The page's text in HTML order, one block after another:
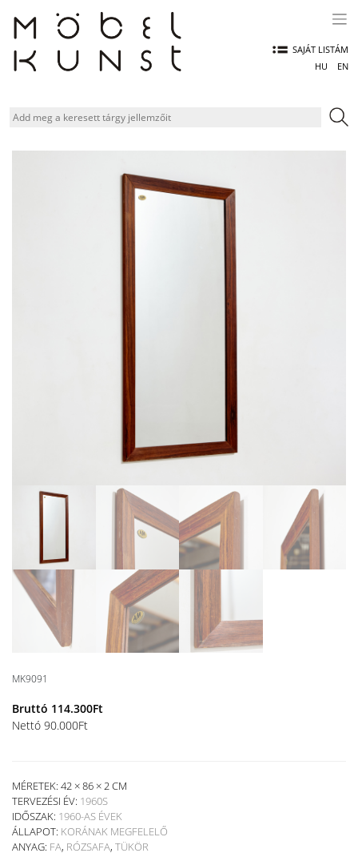
content
SAJÁT LISTÁM
HU
EN
MK9091
Bruttó 114.300Ft
Nettó 90.000Ft
MÉRETEK: 42 × 86 × 2 CM
TERVEZÉSI ÉV: 1960S
IDŐSZAK: 1960-AS ÉVEK
ÁLLAPOT: KORÁNAK MEGFELELŐ
ANYAG: FA, RÓZSAFA, TÜKÖR